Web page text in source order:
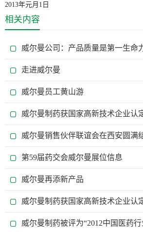
2013年元月1日
相关内容
威尔曼公司：产品质量是第一生命
走进威尔曼
威尔曼员工黄山游
威尔曼制药获国家高新技术企业认
威尔曼销售伙伴联谊会在西安圆满
第59届药交会威尔曼展位信息
威尔曼再添新产品
威尔曼制药获国家高新技术企业认
威尔曼制药被评为“2012中国医药